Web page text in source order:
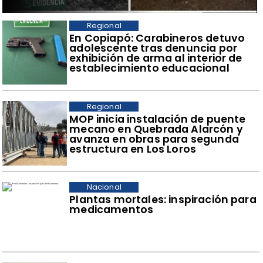
​En Copiapó: Carabineros detuvo
adolescente tras denuncia por
exhibición de arma al interior de
establecimiento educacional
Regional
​MOP inicia instalación de puente
mecano en Quebrada Alarcón y
avanza en obras para segunda
estructura en Los Loros
Regional
Plantas mortales: inspiración para
medicamentos
Nacional